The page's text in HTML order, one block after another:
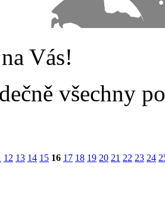
Vás!
všechny
12 13 14 15 16 17 18 19 20 21 22 23 24